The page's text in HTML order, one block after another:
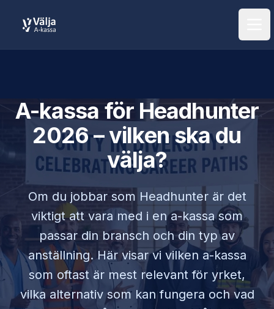
A-kassa för Headhunter
2026 – vilken ska du
välja?
Om du jobbar som Headhunterär det
viktigt att vara med i en a-kassa som
passar din bransch och din typ av
anställning. Här visar vi vilken a-kassa
som oftast är mest relevant för yrket,
vilka alternativ som kan fungera och vad